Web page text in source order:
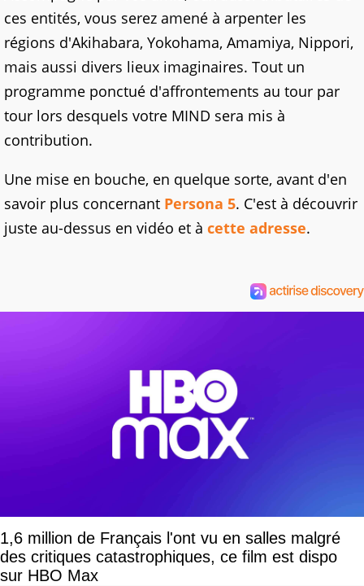
ces entités, vous serez amené à arpenter les
régions d'Akihabara, Yokohama, Amamiya, Nippori,
mais aussi divers lieux imaginaires. Tout un
programme ponctué d'affrontements au tour par
tour lors desquels votre MIND sera mis à
contribution.
Une mise en bouche, en quelque sorte, avant d'en
savoir plus concernant Persona 5. C'est à découvrir
juste au-dessus en vidéo et à cette adresse.
1,6 million de Français l'ont vu en salles malgré
des critiques catastrophiques, ce film est dispo
sur HBO Max